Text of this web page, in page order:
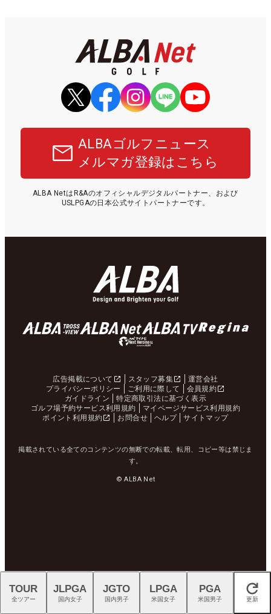
ALBAゴルフニュース
メルマガ登録はこちら
ALBA NetはR&Aのオフィシャルデジタルパートナー、および
USLPGAの日本公式サイトパートナーです。
広告掲載について スタッフ募集
運営会社
プライバシーポリシー
ご利用に際して
会員規約
ガイドライン
特定商取引法に基づく表示
ゴルフ場予約サービス利用規約
マイページサービス利用規約
ポイント利用規約
お問合せ ヘルプ サイトマップ
掲載されている全てのコンテンツの無断での転載、転用、コピー等は禁じま
す。
© ALBA Net
閉じる
TOUR
全ツアー
JLPGA
国内女子
JGTO
国内男子
LPGA
米国女子
PGA
米国男子 更新